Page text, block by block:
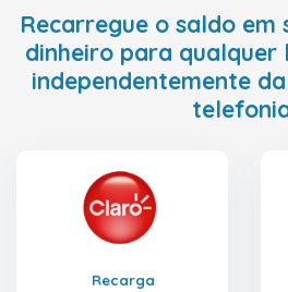
Recarregue o saldo em
dinheiro para qualquer
independentemente
Recarga